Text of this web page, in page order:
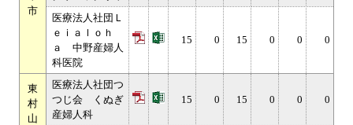
市
医療法人社団Ｌ
ｅｉａｌｏｈ
ａ 中野産婦人
科医院
15 0 15 0 0 0
東
村
山
医療法人社団つ
つじ会 くぬぎ
産婦人科
15 0 15 0 0 0